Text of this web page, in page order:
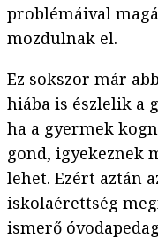
problémáival
mozdulnak el.
Ez sokszor már
hiába is észlelik a
ha a gyermek
gond, igyekeznek
lehet. Ezért aztán
iskolaérettség
ismerő